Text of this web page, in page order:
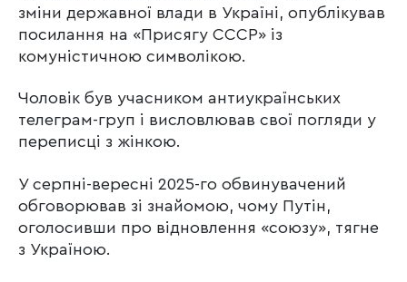
зміни державної влади в Україні, опублікував
посилання на «Присягу СССР» із
комуністичною символікою.
Чоловік був учасником антиукраїнських
телеграм-груп і висловлював свої погляди у
переписці з жінкою.
У серпні-вересні 2025-го обвинувачений
обговорював зі знайомою, чому Путін,
оголосивши про відновлення «союзу», тягне
з Україною.